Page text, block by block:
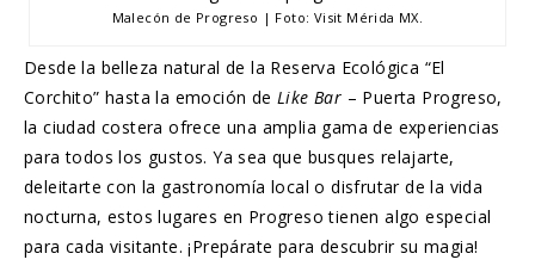
Malecón de Progreso | Foto: Visit Mérida MX.
Desde la belleza natural de la Reserva Ecológica “El
Corchito” hasta la emoción de Like Bar – Puerta Progreso,
la ciudad costera ofrece una amplia gama de experiencias
para todos los gustos. Ya sea que busques relajarte,
deleitarte con la gastronomía local o disfrutar de la vida
nocturna, estos lugares en Progreso tienen algo especial
para cada visitante. ¡Prepárate para descubrir su magia!